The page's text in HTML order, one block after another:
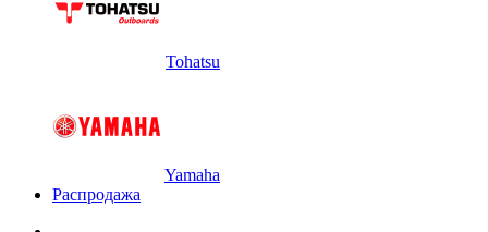
Tohatsu
Yamaha
Распродажа